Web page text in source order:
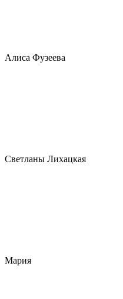
Алиса Фузеева
Светланы Лихацкая
Мария